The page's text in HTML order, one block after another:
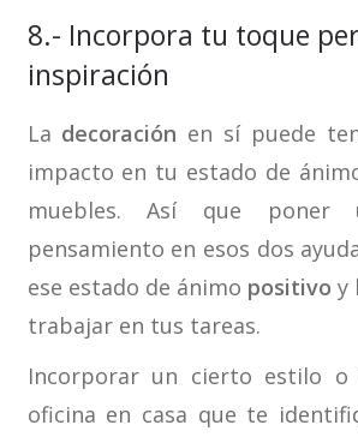
8.- Incorpora tu toque
inspiración
La decoración en sí puede
impacto en tu estado de
muebles. Así que
pensamiento en esos dos
ese estado de ánimo positivo y
trabajar en tus tareas.
Incorporar un cierto estilo
oficina en casa que te